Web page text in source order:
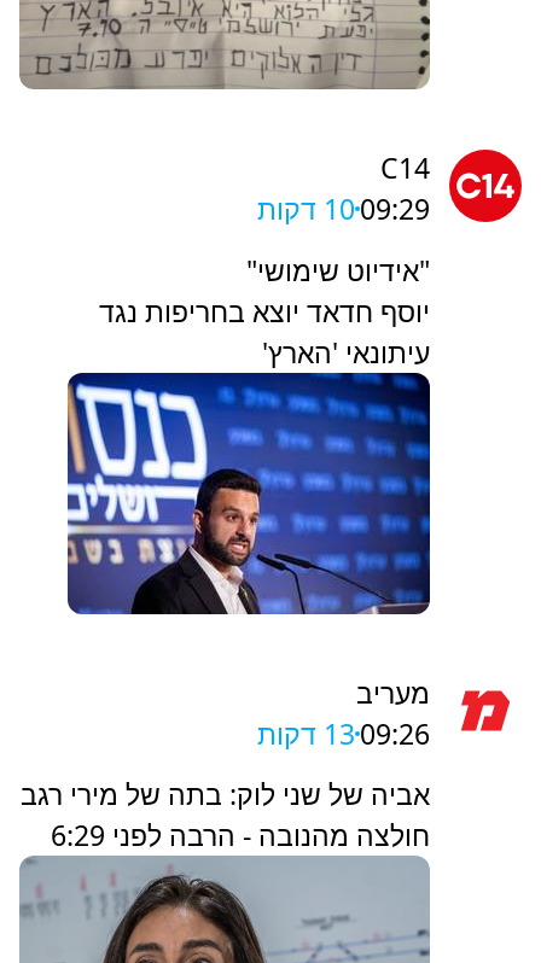
C14
09:2910 דקות
"אידיוט שימושי"
יוסף חדאד יוצא בחריפות נגד
עיתונאי 'הארץ'
מעריב
09:2613 דקות
אביה של שני לוק: בתה של מירי רגב
חולצה מהנובה - הרבה לפני 6:29